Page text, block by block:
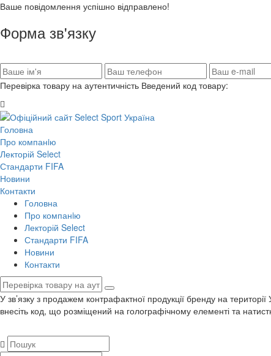
Ваше повідомлення успішно відправлено!
Форма зв'язку
Перевірка товару на аутентичність Введений код товару:
Головна
Про компанiю
Лекторій Select
Стандарти FIFA
Новини
Контакти
Головна
Про компанiю
Лекторій Select
Стандарти FIFA
Новини
Контакти
У зв’язку з продажем контрафактної продукції бренду на
внесіть код, що розміщений на голографічному елементі та